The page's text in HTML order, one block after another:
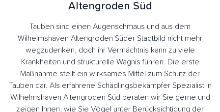
Altengroden Süd
Tauben sind einen Augenschmaus und aus dem
Wilhelmshaven Altengroden Süder Stadtbild nicht mehr
wegzudenken, doch ihr Vermächtnis kann zu viele
Krankheiten und strukturelle Wagnis führen. Die erste
Maßnahme stellt ein wirksames Mittel zum Schutz der
Tauben dar. Als erfahrene Schädlingsbekämpfer Spezialist in
Wilhelmshaven Altengroden Süd beraten wir Sie gerne und
zeigen Ihnen, wie Sie Vögel unter Berücksichtigung der